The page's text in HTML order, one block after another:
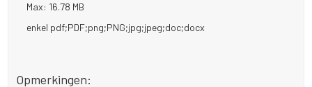
Max: 16.78 MB
enkel pdf;PDF;png;PNG;jpg;jpeg;doc;docx
Opmerkingen: